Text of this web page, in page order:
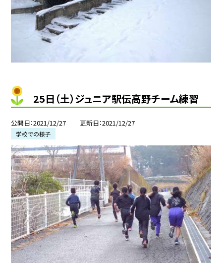
25日（土）ジュニア駅伝高野チーム練習
公開日 2021/12/27 更新日 2021/12/27
学校での様子